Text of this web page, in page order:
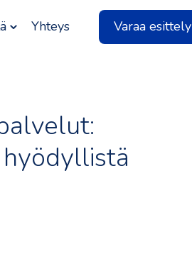
Yhteys Varaa esittely